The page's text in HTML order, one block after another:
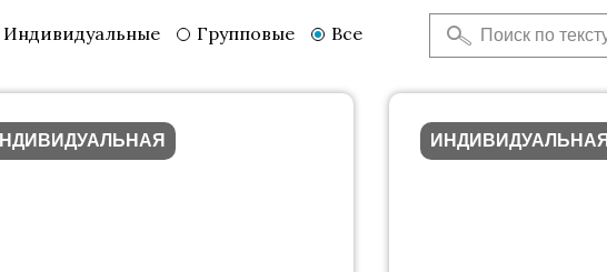
Индивидуальные Групповые Все
ИНДИВИДУАЛЬНАЯ